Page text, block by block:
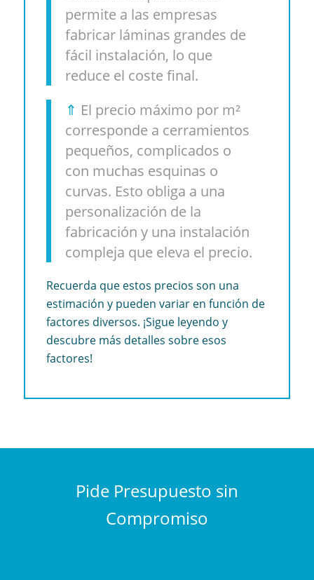
permite a las empresas
fabricar láminas grandes de
fácil instalación, lo que
reduce el coste final.
⇑ El precio máximo por m²
corresponde a cerramientos
pequeños, complicados o
con muchas esquinas o
curvas. Esto obliga a una
personalización de la
fabricación y una instalación
compleja que eleva el precio.
Recuerda que estos precios son una
estimación y pueden variar en función de
factores diversos. ¡Sigue leyendo y
descubre más detalles sobre esos
factores!
Pide Presupuesto sin
Compromiso